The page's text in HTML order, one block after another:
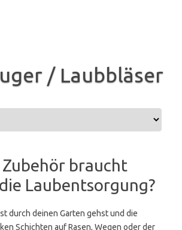
/ Laubbläser
Zubehör braucht
Laubentsorgung?
durch deinen Garten gehst und die
Schichten auf Rasen, Wegen oder der